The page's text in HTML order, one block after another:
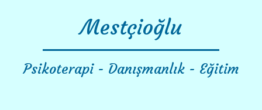
Mestçioğlu
Psikoterapi - Danışmanlık - Eğitim